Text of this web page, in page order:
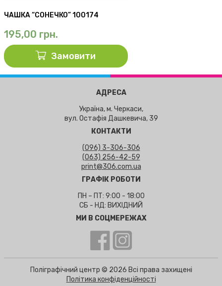
ЧАШКА “СОНЕЧКО” 100174
195,00 грн.
Замовити
АДРЕСА
Україна, м. Черкаси,
вул. Остафія Дашкевича, 39
КОНТАКТИ
(096) 3-306-306
(063) 256-42-59
print@306.com.ua
ГРАФІК РОБОТИ
ПН – ПТ: 9:00 - 18:00
СБ - НД: ВИХІДНИЙ
МИ В СОЦМЕРЕЖАХ
Поліграфічний центр © 2026 Всі права захищені
Політика конфіденційності